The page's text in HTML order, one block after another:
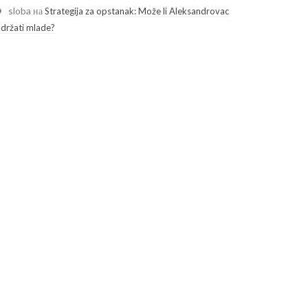
sloba наStrategija za opstanak: Može li Aleksandrovac
mlade?